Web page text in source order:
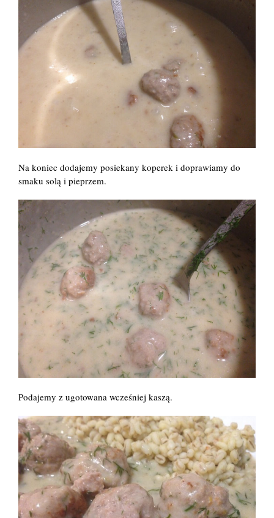
Na koniec dodajemy posiekany koperek i doprawiamy do
smaku solą i pieprzem.
Podajemy z ugotowana wcześniej kaszą.